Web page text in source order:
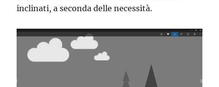
inclinati, a seconda delle necessità.